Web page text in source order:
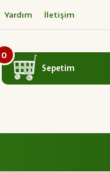
Yardım İletişim
0
Sepetim